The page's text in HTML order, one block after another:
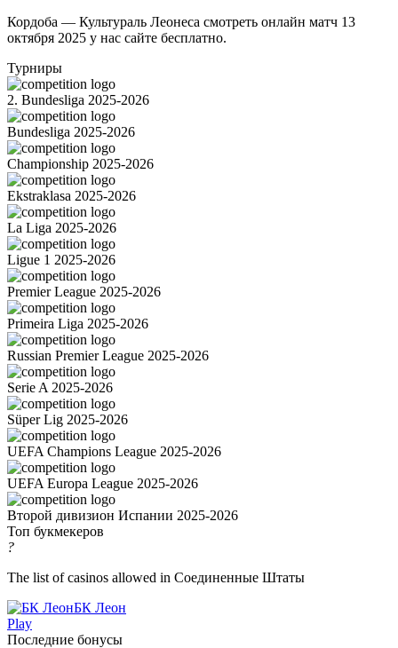
Кордоба — Культураль Леонеса cмотреть онлайн матч 13
октября 2025 у нас сайте бесплатно.
Турниры
2. Bundesliga 2025-2026
Bundesliga 2025-2026
Championship 2025-2026
Ekstraklasa 2025-2026
La Liga 2025-2026
Ligue 1 2025-2026
Premier League 2025-2026
Primeira Liga 2025-2026
Russian Premier League 2025-2026
Serie A 2025-2026
Süper Lig 2025-2026
UEFA Champions League 2025-2026
UEFA Europa League 2025-2026
Второй дивизион Испании 2025-2026
Топ букмекеров
?
The list of casinos allowed in Соединенные Штаты
БК Леон
Play
Последние бонусы